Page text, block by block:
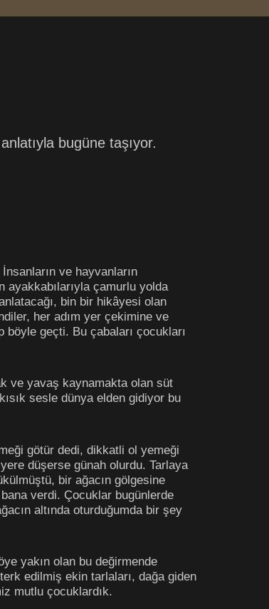
bugüne taşıyor.
ve hayvanların
ayakkabılarıyla çamurlu yolda
bin bir hikâyesi olan
her adım yer çekimine ve
geçti. Bu çabaları çocukları
ve yavaş kaynamakta olan süt
sesle dünya elden gidiyor bu
götür dedi, dikkatli ol yemeği
düşerse günah olurdu. Tarlaya
bir ağacın gölgesine
verdi. Çocuklar bugünlerde
altında oturduğumda bir şey
yakın olan bu değirmende
edilmiş ekin tarlaları, dağa giden
mutlu çocuklardık.